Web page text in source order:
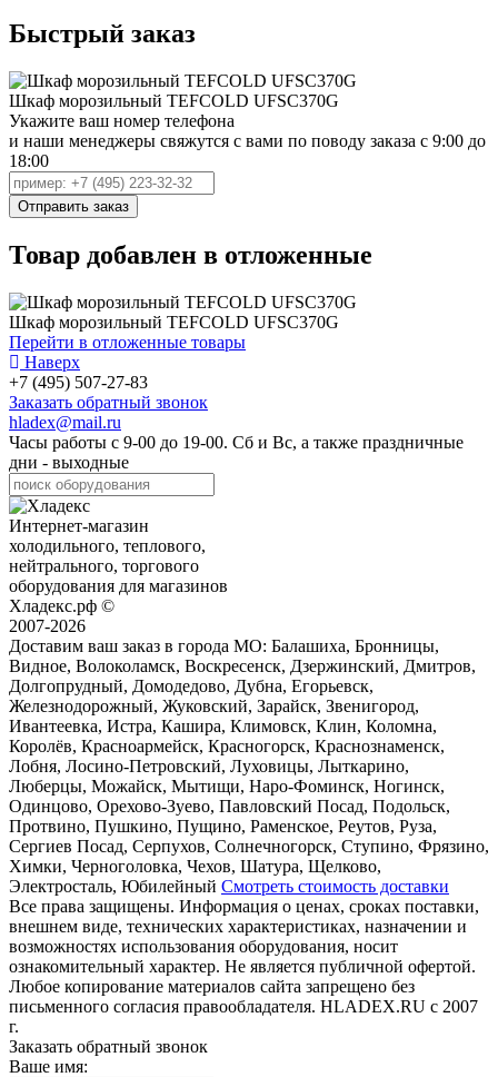
Быстрый заказ
Шкаф морозильный TEFCOLD UFSC370G
Укажите ваш номер телефона
и наши менеджеры свяжутся с вами по поводу заказа с 9:00 до
18:00
Товар добавлен в отложенные
Шкаф морозильный TEFCOLD UFSC370G
Перейти в отложенные товары
Наверх
+7 (495) 507-27-83
Заказать обратный звонок
hladex@mail.ru
Часы работы с 9-00 до 19-00. Сб и Вс, а также праздничные
дни - выходные
Интернет-магазин
холодильного, теплового,
нейтрального, торгового
оборудования для магазинов
Хладекс.рф ©
2007-2026
Доставим ваш заказ в города МО: Балашиха, Бронницы,
Видное, Волоколамск, Воскресенск, Дзержинский, Дмитров,
Долгопрудный, Домодедово, Дубна, Егорьевск,
Железнодорожный, Жуковский, Зарайск, Звенигород,
Ивантеевка, Истра, Кашира, Климовск, Клин, Коломна,
Королёв, Красноармейск, Красногорск, Краснознаменск,
Лобня, Лосино-Петровский, Луховицы, Лыткарино,
Люберцы, Можайск, Мытищи, Наро-Фоминск, Ногинск,
Одинцово, Орехово-Зуево, Павловский Посад, Подольск,
Протвино, Пушкино, Пущино, Раменское, Реутов, Руза,
Сергиев Посад, Серпухов, Солнечногорск, Ступино, Фрязино,
Химки, Черноголовка, Чехов, Шатура, Щелково,
Электросталь, Юбилейный Смотреть стоимость доставки
Все права защищены. Информация о ценах, сроках поставки,
внешнем виде, технических характеристиках, назначении и
возможностях использования оборудования, носит
ознакомительный характер. Не является публичной офертой.
Любое копирование материалов сайта запрещено без
письменного согласия правообладателя. HLADEX.RU c 2007
г.
Заказать обратный звонок
Ваше имя: